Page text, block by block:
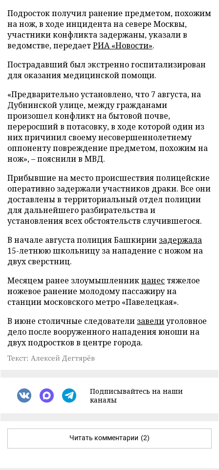
Подросток получил ранение предметом, похожим
на нож, в ходе инцидента на севере Москвы,
участники конфликта задержаны, указали в
ведомстве, передаетРИА «Новости».
Пострадавший был экстренно госпитализирован
для оказания медицинской помощи.
«Предварительно установлено, что 7 августа, на
Дубнинской улице, между гражданами
произошел конфликт на бытовой почве,
переросший в потасовку, в ходе которой один из
них причинил своему несовершеннолетнему
оппоненту повреждение предметом, похожим на
нож», – пояснили в МВД.
Прибывшие на место происшествия полицейские
оперативно задержали участников драки. Все они
доставлены в территориальный отдел полиции
для дальнейшего разбирательства и
установления всех обстоятельств случившегося.
В начале августа полиция Башкирии задержала
15-летнюю школьницу за нападение с ножом на
двух сверстниц.
Месяцем ранее злоумышленникнанес тяжелое
ножевое ранение молодому пассажиру на
станции московского метро «Павелецкая».
В июне столичные следователи завелиуголовное
дело после вооруженного нападения юноши на
двух подростков в центре города.
Текст: Алексей Дегтярёв
Подписывайтесь на наши
каналы
Читать комментарии (2)